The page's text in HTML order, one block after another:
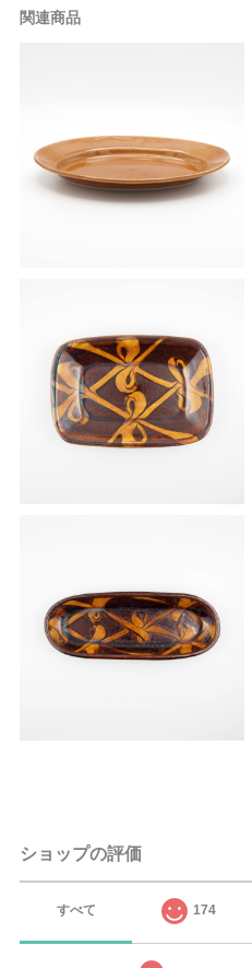
関連商品
ショップの評価
すべて 174